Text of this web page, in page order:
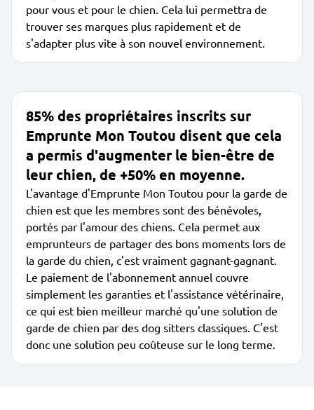
pour vous et pour le chien. Cela lui permettra de
trouver ses marques plus rapidement et de
s'adapter plus vite à son nouvel environnement.
85% des propriétaires inscrits sur
Emprunte Mon Toutou disent que cela
a permis d'augmenter le bien-être de
leur chien, de +50% en moyenne.
L'avantage d'Emprunte Mon Toutou pour la garde de
chien est que les membres sont des bénévoles,
portés par l'amour des chiens. Cela permet aux
emprunteurs de partager des bons moments lors de
la garde du chien, c'est vraiment gagnant-gagnant.
Le paiement de l'abonnement annuel couvre
simplement les garanties et l'assistance vétérinaire,
ce qui est bien meilleur marché qu'une solution de
garde de chien par des dog sitters classiques. C'est
donc une solution peu coûteuse sur le long terme.